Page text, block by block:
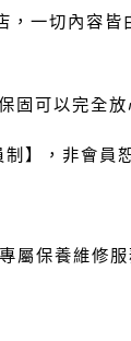
，一切內容皆
固可以完全放
】，非會員
屬保養維修服